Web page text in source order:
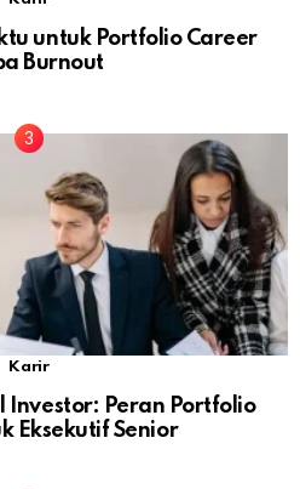
untuk Portfolio Career
Burnout
Karir
Investor: Peran Portfolio
Eksekutif Senior